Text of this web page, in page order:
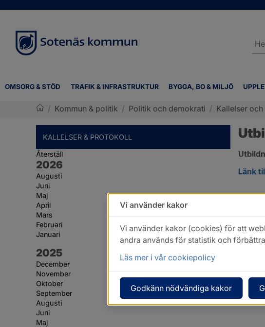
OMSORG & STÖD TRAFIK & INFRASTRUKTUR BYGGA, BO & MILJÖ
/ Kommun & politik / Politik och demokrati / Kallelser
KALLELSER & PROTOKOLL
Återställ
År:
2026
Augusti
Juni
Maj
April
Mars
Februari
Januari
År:
2025
December
November
Oktober
September
Augusti
Juni
Maj
Länk
Vi använder kakor
Vi använder kakor (cookies) för att
andra används för statistik och
Läs mer i vår cookiepolicy
Godkänn nödvändiga kakor